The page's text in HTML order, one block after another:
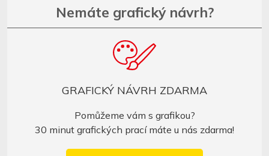
Nemáte grafický návrh?
GRAFICKÝ NÁVRH ZDARMA
Pomůžeme vám s grafikou?
30 minut grafických prací máte u nás zdarma!